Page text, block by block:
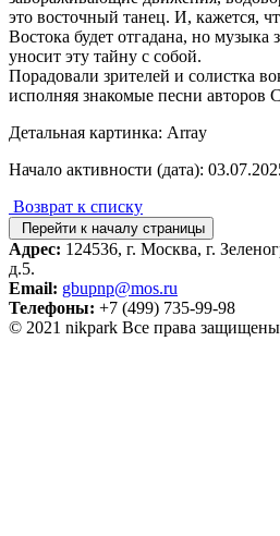
это восточный танец. И, кажется,
Востока будет отгадана, но музыка
уносит эту тайну с собой.
Порадовали зрителей и солистка
исполняя знакомые песни авторов
Детальная картинка: Array
Начало активности (дата):
Возврат к списку
Перейти к началу страницы
Адрес: 124536, г. Москва, г.
д.5.
Email: gbupnp@mos.ru
Телефоны: +7 (499) 735-99-98
© 2021 nikpark Все права